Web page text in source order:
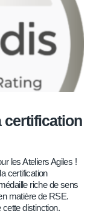
certification
les Ateliers Agiles !
certification
riche de sens
matière de RSE.
distinction.